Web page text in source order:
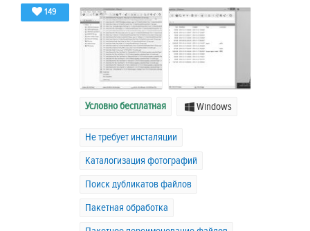
149
Условно бесплатная Windows
Не требует инсталяции
Каталогизация фотографий
Поиск дубликатов файлов
Пакетная обработка